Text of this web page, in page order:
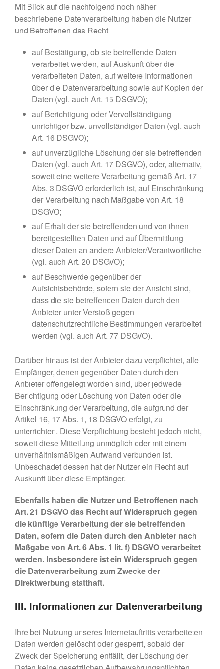
Mit Blick auf die nachfolgend noch näher
beschriebene Datenverarbeitung haben die Nutzer
und Betroffenen das Recht
auf Bestätigung, ob sie betreffende Daten
verarbeitet werden, auf Auskunft über die
verarbeiteten Daten, auf weitere Informationen
über die Datenverarbeitung sowie auf Kopien der
Daten (vgl. auch Art. 15 DSGVO);
auf Berichtigung oder Vervollständigung
unrichtiger bzw. unvollständiger Daten (vgl. auch
Art. 16 DSGVO);
auf unverzügliche Löschung der sie betreffenden
Daten (vgl. auch Art. 17 DSGVO), oder, alternativ,
soweit eine weitere Verarbeitung gemäß Art. 17
Abs. 3 DSGVO erforderlich ist, auf Einschränkung
der Verarbeitung nach Maßgabe von Art. 18
DSGVO;
auf Erhalt der sie betreffenden und von ihnen
bereitgestellten Daten und auf Übermittlung
dieser Daten an andere Anbieter/Verantwortliche
(vgl. auch Art. 20 DSGVO);
auf Beschwerde gegenüber der
Aufsichtsbehörde, sofern sie der Ansicht sind,
dass die sie betreffenden Daten durch den
Anbieter unter Verstoß gegen
datenschutzrechtliche Bestimmungen verarbeitet
werden (vgl. auch Art. 77 DSGVO).
Darüber hinaus ist der Anbieter dazu verpflichtet, alle
Empfänger, denen gegenüber Daten durch den
Anbieter offengelegt worden sind, über jedwede
Berichtigung oder Löschung von Daten oder die
Einschränkung der Verarbeitung, die aufgrund der
Artikel 16, 17 Abs. 1, 18 DSGVO erfolgt, zu
unterrichten. Diese Verpflichtung besteht jedoch nicht,
soweit diese Mitteilung unmöglich oder mit einem
unverhältnismäßigen Aufwand verbunden ist.
Unbeschadet dessen hat der Nutzer ein Recht auf
Auskunft über diese Empfänger.
Ebenfalls haben die Nutzer und Betroffenen nach
Art. 21 DSGVO das Recht auf Widerspruch gegen
die künftige Verarbeitung der sie betreffenden
Daten, sofern die Daten durch den Anbieter nach
Maßgabe von Art. 6 Abs. 1 lit. f) DSGVO verarbeitet
werden. Insbesondere ist ein Widerspruch gegen
die Datenverarbeitung zum Zwecke der
Direktwerbung statthaft.
III. Informationen zur Datenverarbeitung
Ihre bei Nutzung unseres Internetauftritts verarbeiteten
Daten werden gelöscht oder gesperrt, sobald der
Zweck der Speicherung entfällt, der Löschung der